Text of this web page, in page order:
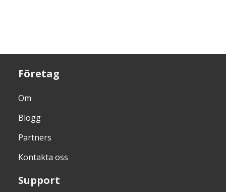
Företag
Om
Blogg
Partners
Kontakta oss
Support